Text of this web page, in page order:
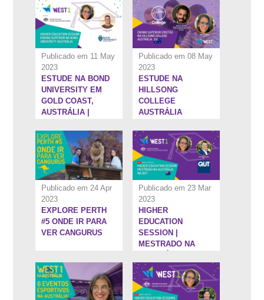
Publicado em 11 May
2023
ESTUDE NA BOND
UNIVERSITY EM
GOLD COAST,
AUSTRÁLIA |
EDICATION
SESSIONS
Publicado em 08 May
2023
ESTUDE NA
HILLSONG
COLLEGE
AUSTRÁLIA
Publicado em 24 Apr
2023
5:25''
EXPLORE PERTH
#5 ONDE IR PARA
VER CANGURUS
Publicado em 23 Mar
2023
HIGHER
EDUCATION
SESSION |
MESTRADO NA
QUT
5:52''